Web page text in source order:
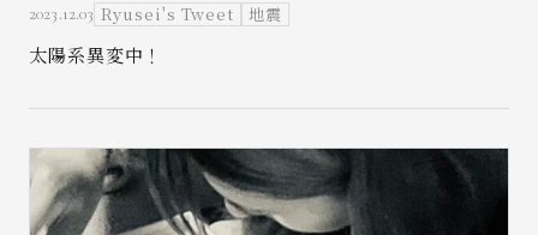
お問い合わせ
2023.12.03 Ryusei's Tweet 地震
太陽系異変中！